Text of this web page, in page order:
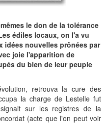
N° 1
le don de la tolérance
édiles locaux, on l'a vu
idées nouvelles prônées par
joie l'apparition de
du bien de leur peuple
retrouva la cure des
la charge de Lestelle fut
sur les registres de la
(acte que l'on peut voir